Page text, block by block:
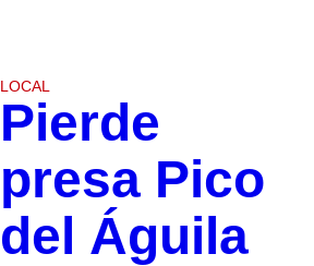
LOCAL
Pierde
presa Pico
del Águila